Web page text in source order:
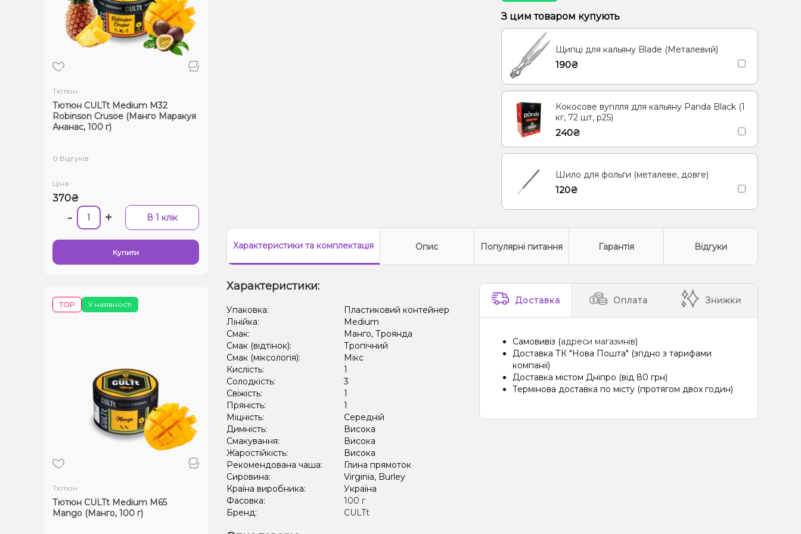
Тютюн
Тютюн CULTt Medium M32
Robinson Crusoe (Манго Маракуя
Ананас, 100 г)
0 Відгуків
Ціна:
370₴
- + В 1 клік
Купити
У наявності
TOP
Тютюн
Тютюн CULTt Medium M65
Mango (Манго, 100 г)
Лайм, Лід/Холодок, Чорниця/Лохина
Маракуя, Персик
Виноград, Чорниця/Лохина
Ананас, Манго, Маракуя
Кактус, Лід/Холодок
Жуйка (фруктова), Мультифрукт
Апельсин, Лайм, Пітайя/Драконій фрукт
Манго
Горіх Лід/Холодок, М'ята
Пітайя/Драконовий фрукт
Апельсин, Грейпфрут, Манго, Маракуя
Полуниця, Лайм
Кавун, Лимонад
Диня, Полуниця, Лід/Холодок, Маракуя
Кола, Лимон
Печиво
Лайм, Лід/Холодок
Диня, Полуниця, М'ята
Апельсин, Лайм, Лід/Холодок, Квіти
Ананас, Кавун, Диня
Полуниця, Пиріг/Кондитерка, Чізкейк
Амарето, Лимон, Пиріг/Кондитерка
Виноград, Лід/Холодок
Апельсин, Грейпфрут
З цим товаром купують
Щипці для кальяну Blade (Металевий)
190₴
Кокосове вугілля для кальяну Panda Black (1
кг, 72 шт, р25)
240₴
Шило для фольги (металеве, довге)
120₴
Характеристикита комплектація Опис Популярні питання Гарантія Відгуки
Характеристики:
Упаковка:
Пластиковий контейнер
Лінійка:
Medium
Смак:
Манго, Троянда
Смак (відтінок):
Тропічний
Смак (міксологія):
Мікс
Кислість:
1
Солодкість:
3
Свіжість:
1
Пряність:
1
Міцність:
Середній
Димність:
Висока
Смакування:
Висока
Жаростійкість:
Висока
Рекомендована чаша:
Глина прямоток
Сировина:
Virginia, Burley
Країна виробника:
Україна
Фасовка:
100 г
Бренд:
CULTt
Доставка Оплата Знижки
Самовивіз (адреси магазинів)
Доставка ТК "Нова Пошта" (згідно з тарифами
компанії)
Доставка містом Дніпро (від 80 грн)
Термінова доставка по місту (протягом двох годин)